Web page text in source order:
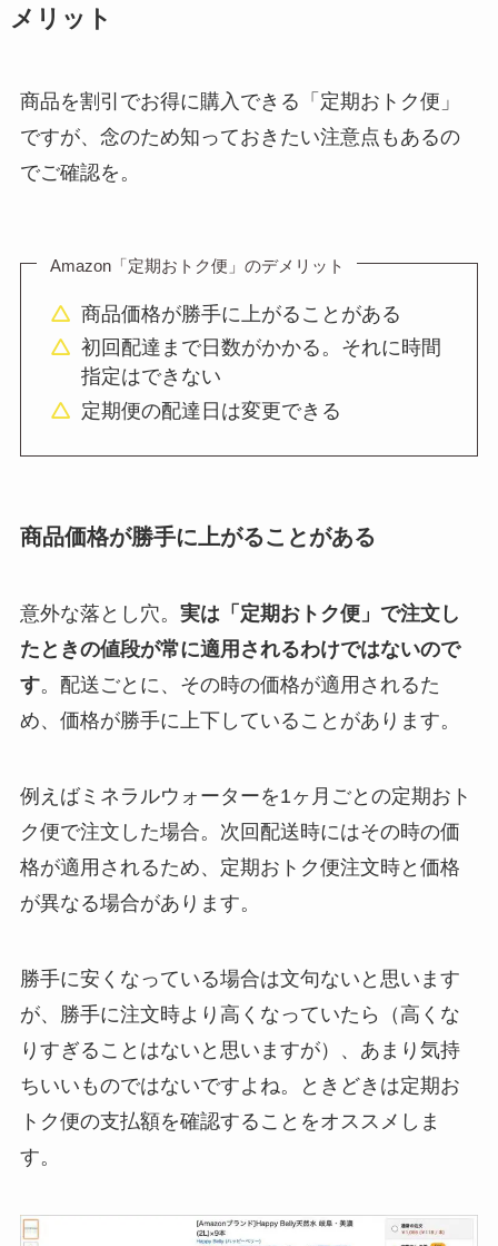
メリット
商品を割引でお得に購入できる「定期おトク便」
ですが、念のため知っておきたい注意点もあるの
でご確認を。
Amazon「定期おトク便」のデメリット
商品価格が勝手に上がることがある
初回配達まで日数がかかる。それに時間
指定はできない
定期便の配達日は変更できる
商品価格が勝手に上がることがある
意外な落とし穴。 実は「定期おトク便」で注文し
たときの値段が常に適用されるわけではないので
す。配送ごとに、その時の価格が適用されるた
め、価格が勝手に上下していることがあります。
例えばミネラルウォーターを1ヶ月ごとの定期おト
ク便で注文した場合。次回配送時にはその時の価
格が適用されるため、定期おトク便注文時と価格
が異なる場合があります。
勝手に安くなっている場合は文句ないと思います
が、勝手に注文時より高くなっていたら（高くな
りすぎることはないと思いますが）、あまり気持
ちいいものではないですよね。ときどきは定期お
トク便の支払額を確認することをオススメしま
す。